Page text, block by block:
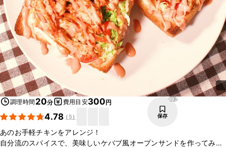
調理時間 20分 費用目安300円
4.78 ( 5)
897
保存
あのお手軽チキンをアレンジ！
自分流のスパイスで、美味しいケバブ風オープンサンドを作ってみて